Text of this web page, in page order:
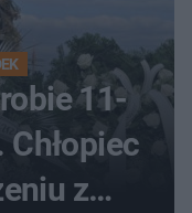
11-
z